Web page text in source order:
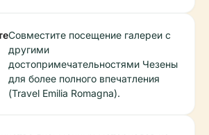
Совместите посещение галереи с
другими
достопримечательностями Чезены
для более полного впечатления
(Travel Emilia Romagna).